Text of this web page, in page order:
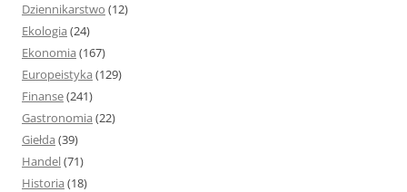
Dziennikarstwo (12)
Ekologia (24)
Ekonomia (167)
Europeistyka (129)
Finanse(241)
Gastronomia (22)
Giełda (39)
Handel(71)
Historia (18)